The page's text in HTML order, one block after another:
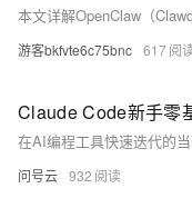
游客bkfvte6c75bnc 617
问号云 932